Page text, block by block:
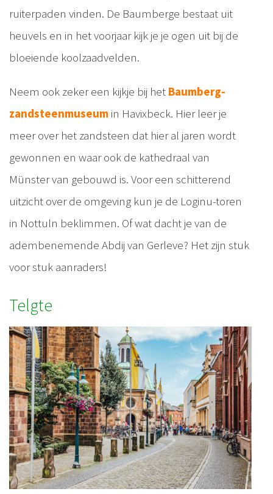
ruiterpaden vinden. De Baumberge bestaat uit
heuvels en in het voorjaar kijk je je ogen uit bij de
bloeiende koolzaadvelden.
Neem ook zeker een kijkje bij het Baumberg-
zandsteenmuseum in Havixbeck. Hier leer je
meer over het zandsteen dat hier al jaren wordt
gewonnen en waar ook de kathedraal van
Münster van gebouwd is. Voor een schitterend
uitzicht over de omgeving kun je de Loginu-toren
in Nottuln beklimmen. Of wat dacht je van de
adembenemende Abdij van Gerleve? Het zijn stuk
voor stuk aanraders!
Telgte